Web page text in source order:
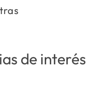
de interés